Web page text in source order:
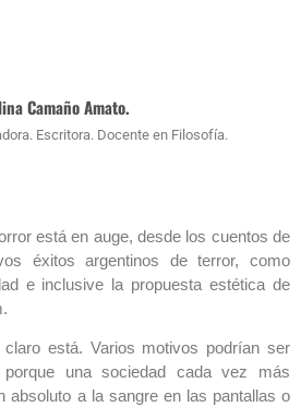
Camaño Amato.
Escritora. Docente en Filosofía.
está en auge, desde los cuentos de
éxitos argentinos de terror, como
e inclusive la propuesta estética de
está. Varios motivos podrían ser
una sociedad cada vez más
absoluto a la sangre en las pantallas o